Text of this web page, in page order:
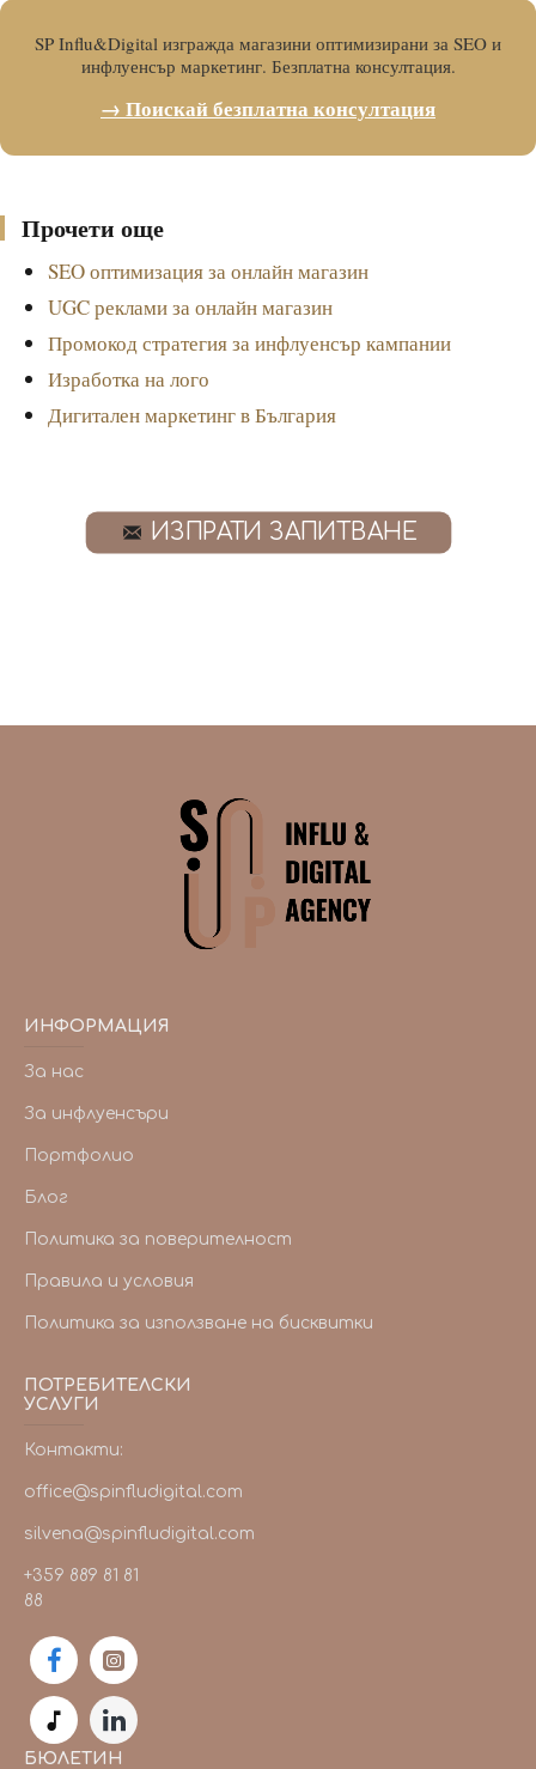
SP Influ&Digital изгражда магазини оптимизирани за SEO и
инфлуенсър маркетинг. Безплатна консултация.
→ Поискай безплатна консултация
Прочети още
SEO оптимизация за онлайн магазин
UGC реклами за онлайн магазин
Промокод стратегия за инфлуенсър кампании
Изработка на лого
Дигитален маркетинг в България
ИЗПРАТИ ЗАПИТВАНЕ
ИНФОРМАЦИЯ
За нас
За инфлуенсъри
Портфолио
Блог
Политика за поверителност
Правила и условия
Политика за използване на бисквитки
ПОТРЕБИТЕЛСКИ
УСЛУГИ
Контакти:
office@spinfludigital.com
silvena@spinfludigital.com
+359 889 81 81
88
БЮЛЕТИН